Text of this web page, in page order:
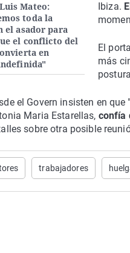
Mateo:
toda la
el asador para
el conflicto del
en
Ibiza.
El
más
el Govern insisten en
Maria Estarellas, confía
sobre otra posible
trabajadores